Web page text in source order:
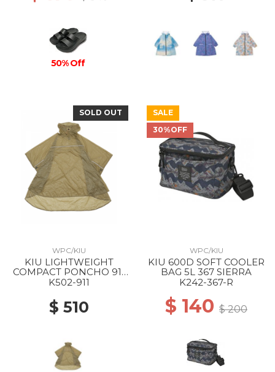
50% Off
SOLD OUT
WPC/KIU
KIU LIGHTWEIGHT
COMPACT PONCHO 911
BEIGE
K502-911
$ 510
SALE
30%OFF
WPC/KIU
KIU 600D SOFT COOLER
BAG 5L 367 SIERRA
K242-367-R
$ 140 $ 200